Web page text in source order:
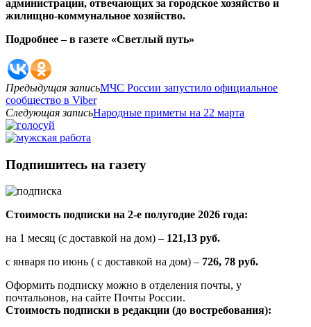
администрации, отвечающих за городское хозяйство и
жилищно-коммунальное хозяйство.
Подробнее – в газете «Светлый путь»
Предыдущая записьМЧС России запустило официальное
сообщество в Viber
Следующая записьНародные приметы на 22 марта
Подпишитесь на газету
Стоимость подписки на 2-е полугодие 2026 года:
на 1 месяц (с доставкой на дом) – 121,13 руб.
с января по июнь ( с доставкой на дом) – 726, 78 руб.
Оформить подписку можно в отделения почты, у
почтальонов, на сайте Почты России.
Стоимость подписки в редакции (до востребования):